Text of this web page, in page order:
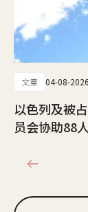
文章 04-08-2026
以色列及被
员会协助88